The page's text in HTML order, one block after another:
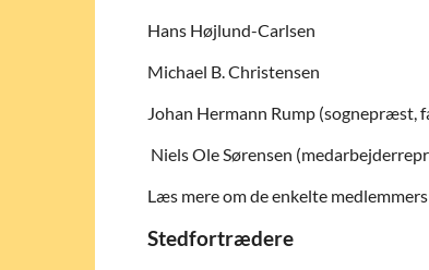
Hans Højlund-Carlsen
Michael B. Christensen
Johan Hermann Rump (sognepræst,
Niels Ole Sørensen
Læs mere om de enkelte
Stedfortrædere